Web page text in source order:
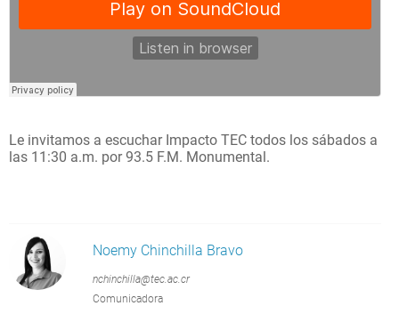
Le invitamos a escucharImpacto TEC todos los sábados a
las 11:30 a.m. por 93.5 F.M. Monumental.
Noemy Chinchilla Bravo
nchinchilla@tec.ac.cr
Comunicadora